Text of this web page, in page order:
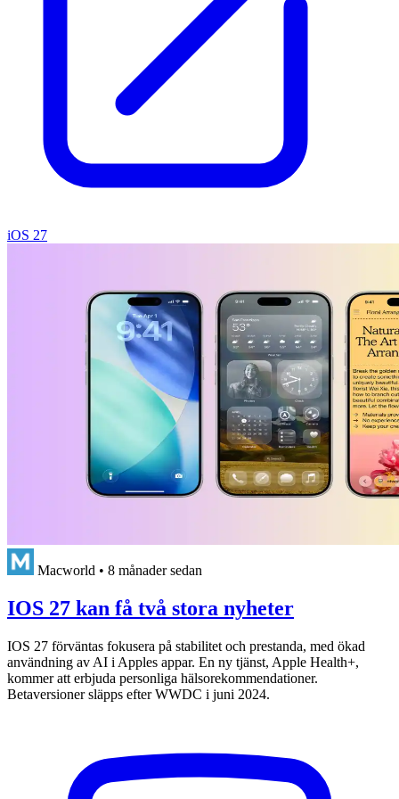
iOS 27
Macworld • 8 månader sedan
IOS 27 kan få två stora nyheter
IOS 27 förväntas fokusera på stabilitet och prestanda, med ökad
användning av AI i Apples appar. En ny tjänst, Apple Health+,
kommer att erbjuda personliga hälsorekommendationer.
Betaversioner släpps efter WWDC i juni 2024.